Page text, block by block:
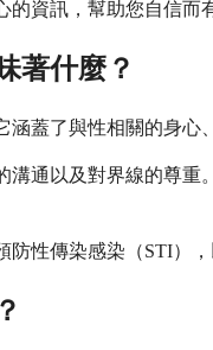
資訊，幫助您自信而
著什麼？
蓋了與性相關的身心
溝通以及對界線的尊
性傳染感染（STI）